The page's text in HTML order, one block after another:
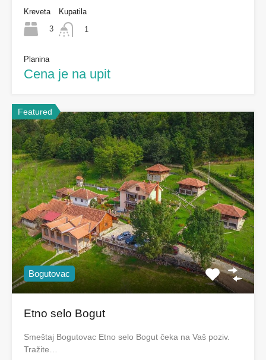
Kreveta
3
Kupatila
1
Planina
Cena je na upit
Featured
Bogutovac
Etno selo Bogut
Smeštaj Bogutovac Etno selo Bogut čeka na Vaš poziv.
Tražite…